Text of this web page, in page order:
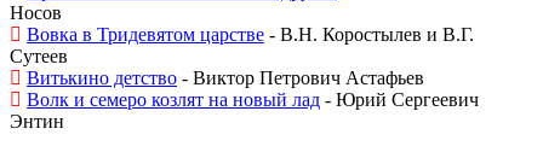
Носов
Вовка в Тридевятом царстве - В.Н. Коростылев и В.Г.
Сутеев
Витькино детство - Виктор Петрович Астафьев
Волк и семеро козлят на новый лад - Юрий Сергеевич
Энтин